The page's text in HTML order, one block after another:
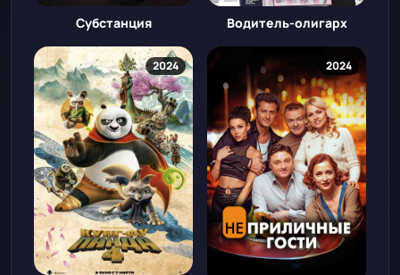
Субстанция Водитель-олигарх
2024 2024